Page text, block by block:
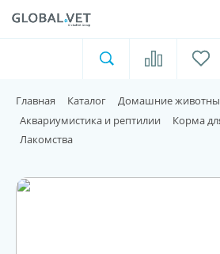
Для пищевой индустрии
Главная Каталог
Домашние
Аквариумистика и рептилии
Корма
Лакомства